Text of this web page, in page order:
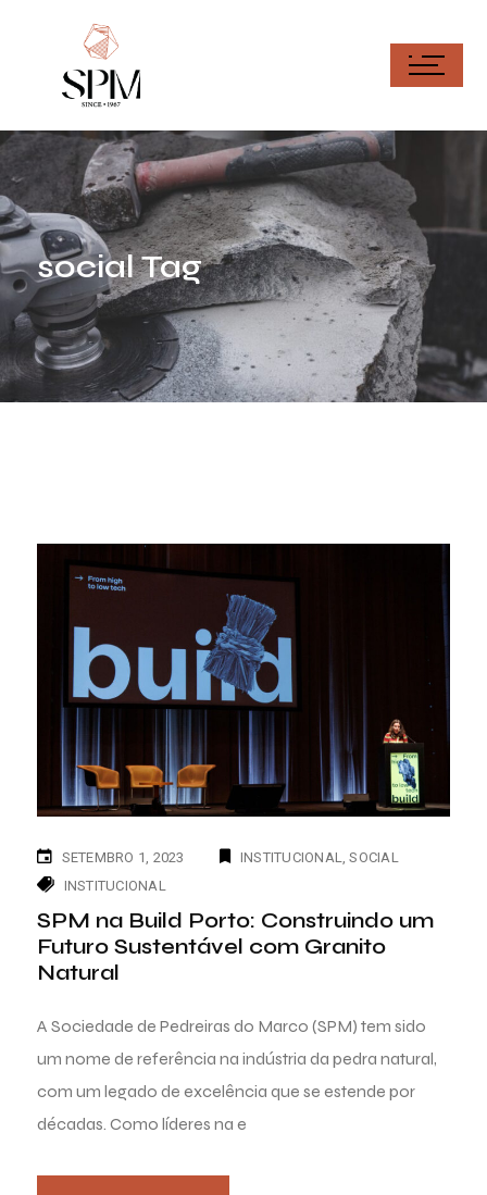
social Tag
SETEMBRO 1, 2023 INSTITUCIONAL SOCIAL
INSTITUCIONAL
SPM na Build Porto: Construindo um
Futuro Sustentável com Granito
Natural
A Sociedade de Pedreiras do Marco (SPM) tem sido
um nome de referência na indústria da pedra natural,
com um legado de excelência que se estende por
décadas. Como líderes na e